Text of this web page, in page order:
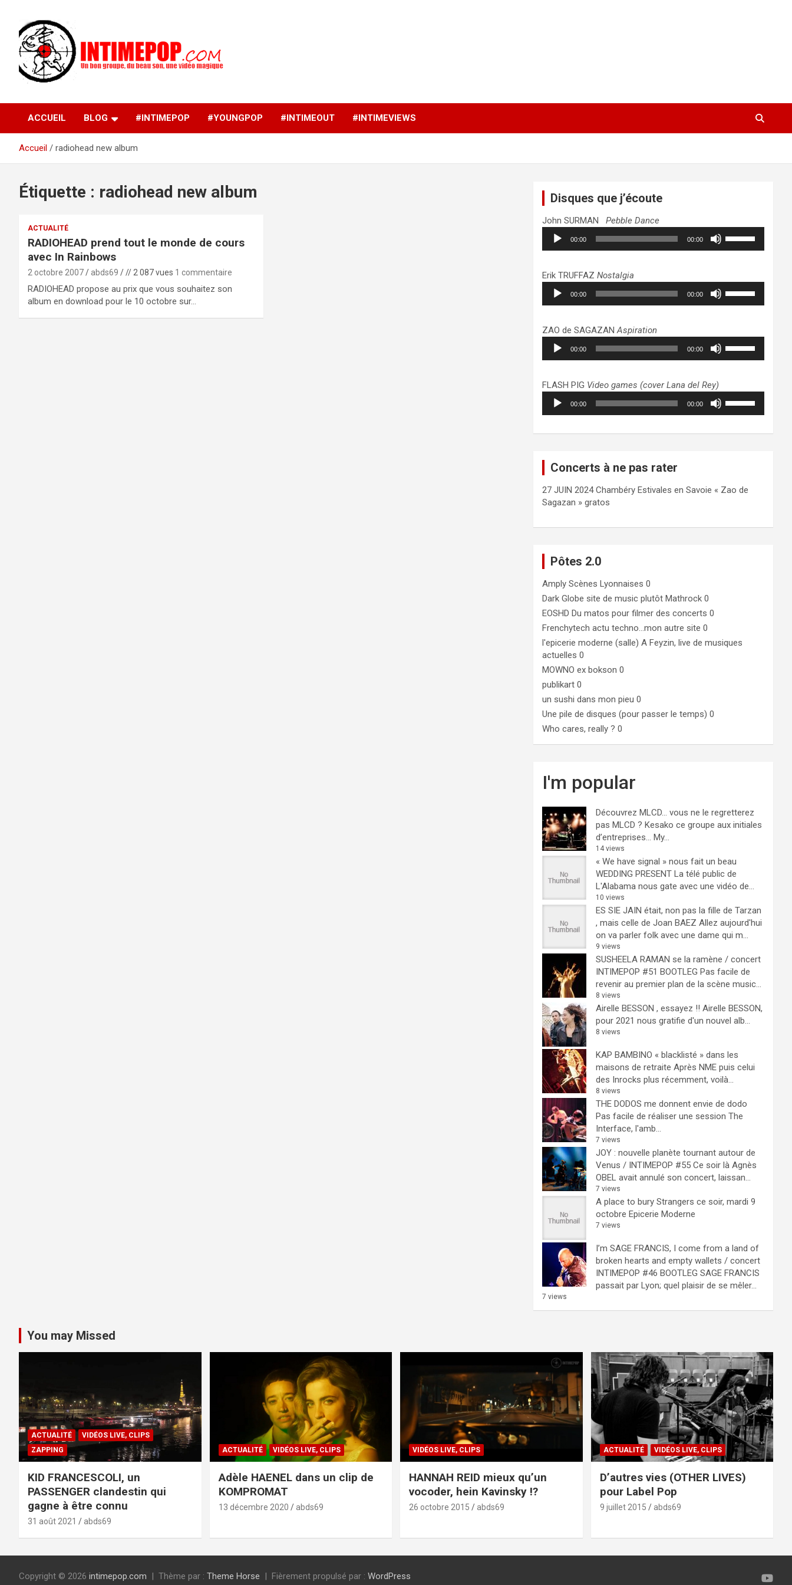
contenu
intimepop.com
musiques actuelles pop rock, post-rock, indé sur Lyon. rock pop
concert lyon
ACCUEIL BLOG #INTIMEPOP #YOUNGPOP #INTIMEOUT #INTIMEVIEWS
Accueil radiohead new album
Étiquette : radiohead new album
ACTUALITÉ
RADIOHEAD prend tout le monde de cours
avec In Rainbows
2 octobre 2007 abds69 // 2 087 vues 1 commentaire
RADIOHEAD propose au prix que vous souhaitez son
album en download pour le 10 octobre sur…
Disques que j’écoute
John SURMANPebble Dance
Lecteur
audio
00:00 00:00
pour
augmenter
ou
volume.
Erik TRUFFAZNostalgia
Lecteur
audio
00:00 00:00
pour
augmenter
ou
volume.
ZAO de SAGAZANAspiration
Lecteur
audio
00:00 00:00
pour
augmenter
ou
FLASH PIG Video games (cover Lana del Rey)
Lecteur
audio
00:00 00:00
haut/bas
le
Concerts à ne pas rater
27 JUIN 2024 Chambéry Estivales en Savoie « Zao de
Sagazan » gratos
Pôtes 2.0
Amply Scènes Lyonnaises 0
Dark Globe site de music plutôt Mathrock 0
EOSHD Du matos pour filmer des concerts 0
Frenchytech actu techno…mon autre site 0
l'epicerie moderne (salle) A Feyzin, live de musiques
actuelles 0
MOWNO ex bokson 0
publikart 0
un sushi dans mon pieu 0
Une pile de disques (pour passer le temps) 0
Who cares, really ? 0
I'm popular
Découvrez MLCD… vous ne le regretterez
pas MLCD ? Kesako ce groupe aux initiales
d’entreprises… My...
14 views
« We have signal » nous fait un beau
WEDDING PRESENT La télé public de
L'Alabama nous gate avec une vidéo de...
10 views
ES SIE JAIN était, non pas la fille de Tarzan
, mais celle de Joan BAEZ Allez aujourd'hui
on va parler folk avec une dame qui m...
9 views
SUSHEELA RAMAN se la ramène / concert
INTIMEPOP #51 BOOTLEG Pas facile de
revenir au premier plan de la scène music...
8 views
Airelle BESSON , essayez !! Airelle BESSON,
pour 2021 nous gratifie d'un nouvel alb...
8 views
KAP BAMBINO « blacklisté » dans les
maisons de retraite Après NME puis celui
des Inrocks plus récemment, voilà...
8 views
THE DODOS me donnent envie de dodo
Pas facile de réaliser une session The
Interface, l'amb...
7 views
JOY : nouvelle planète tournant autour de
Venus / INTIMEPOP #55 Ce soir là Agnès
OBEL avait annulé son concert, laissan...
7 views
A place to bury Strangers ce soir, mardi 9
octobre Epicerie Moderne
7 views
I’m SAGE FRANCIS, I come from a land of
broken hearts and empty wallets / concert
INTIMEPOP #46 BOOTLEG SAGE FRANCIS
passait par Lyon; quel plaisir de se mêler...
7 views
You may Missed
ACTUALITÉ
VIDÉOS LIVE, CLIPS
ZAPPING
KID FRANCESCOLI, un
PASSENGER clandestin qui
gagne à être connu
31 août 2021 abds69
ACTUALITÉ VIDÉOS LIVE, CLIPS
Adèle HAENEL dans un clip de
KOMPROMAT
13 décembre 2020 abds69
VIDÉOS LIVE, CLIPS
HANNAH REID mieux qu’un
vocoder, hein Kavinsky !?
26 octobre 2015 abds69
ACTUALITÉ VIDÉOS LIVE, CLIPS
D’autres vies (OTHER LIVES)
pour Label Pop
9 juillet 2015 abds69
Copyright © 2026 intimepop.com Thème par : Theme Horse Fièrement propulsé par : WordPress